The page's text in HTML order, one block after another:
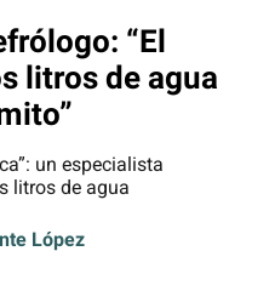
“El
litros de agua
un especialista
litros de agua
López